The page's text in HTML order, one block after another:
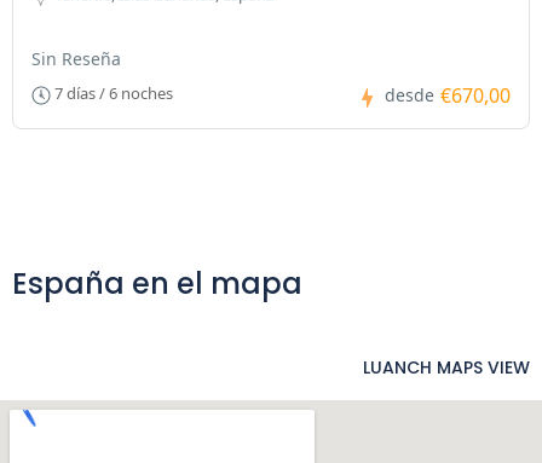
Sin Reseña
7 días / 6 noches desde €670,00
España en el mapa
LUANCH MAPS VIEW